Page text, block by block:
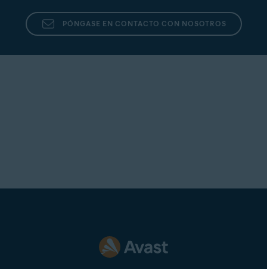
PÓNGASE EN CONTACTO CON NOSOTROS